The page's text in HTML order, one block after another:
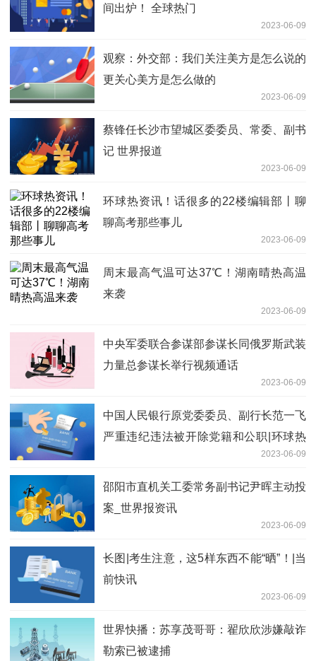
间出炉！ 全球热门
2023-06-09
观察：外交部：我们关注美方是怎么说的
更关心美方是怎么做的
2023-06-09
蔡锋任长沙市望城区委委员、常委、副书
记 世界报道
2023-06-09
环球热资讯！话很多的22楼编辑部丨聊
聊高考那些事儿
2023-06-09
周末最高气温可达37℃！湖南晴热高温
来袭
2023-06-09
中央军委联合参谋部参谋长同俄罗斯武装
力量总参谋长举行视频通话
2023-06-09
中国人民银行原党委委员、副行长范一飞
严重违纪违法被开除党籍和公职|环球热
2023-06-09
邵阳市直机关工委常务副书记尹晖主动投
案_世界报资讯
2023-06-09
长图|考生注意，这5样东西不能“晒”！|当
前快讯
2023-06-09
世界快播：苏享茂哥哥：翟欣欣涉嫌敲诈
勒索已被逮捕